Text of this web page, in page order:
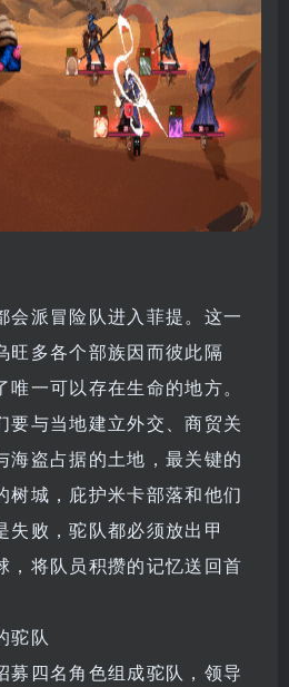
会派冒险队进入菲提。这一
旺多各个部族因而彼此隔
一可以存在生命的地方。
要与当地建立外交、商贸关
海盗占据的土地，最关键的
树城，庇护米卡部落和他们
失败，驼队都必须放出甲
，将队员积攒的记忆送回首
驼队
募四名角色组成驼队，领导